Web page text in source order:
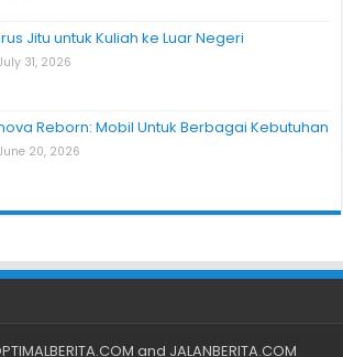
Jitu untuk Kuliah ke Luar Negeri
31, 2026
Reborn: Mobil Untuk Berbagai Kebutuhan
20, 2026
and JALANBERITA.COM